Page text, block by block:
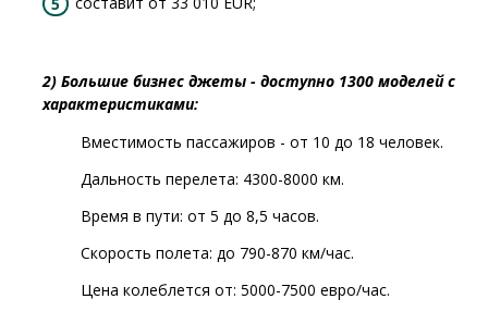
2) Большие бизнес джеты - доступно 1300 моделей с
характеристиками:
Вместимость пассажиров - от 10 до 18 человек.
Дальность перелета: 4300-8000 км.
Время в пути: от 5 до 8,5 часов.
Скорость полета: до 790-870 км/час.
Цена колеблется от: 5000-7500 евро/час.